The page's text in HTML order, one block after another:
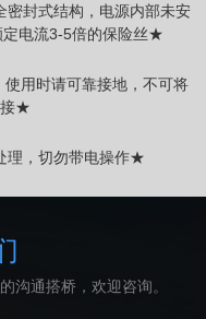
封式结构，电源内部未安
定电流3-5倍的保险丝★
用时请可靠接地，不可将
接★
理，切勿带电操作★
沟通搭桥，欢迎咨询。